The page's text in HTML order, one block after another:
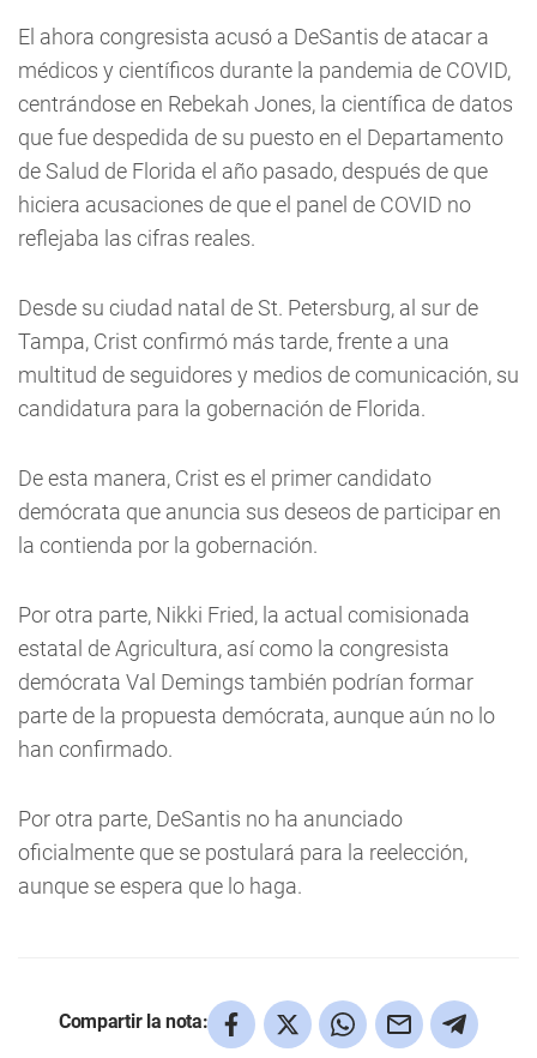
El ahora congresista acusó a DeSantis de atacar a
médicos y científicos durante la pandemia de COVID,
centrándose en Rebekah Jones, la científica de datos
que fue despedida de su puesto en el Departamento
de Salud de Florida el año pasado, después de que
hiciera acusaciones de que el panel de COVID no
reflejaba las cifras reales.
Desde su ciudad natal de St. Petersburg, al sur de
Tampa, Crist confirmó más tarde, frente a una
multitud de seguidores y medios de comunicación, su
candidatura para la gobernación de Florida.
De esta manera, Crist es el primer candidato
demócrata que anuncia sus deseos de participar en
la contienda por la gobernación.
Por otra parte, Nikki Fried, la actual comisionada
estatal de Agricultura, así como la congresista
demócrata Val Demings también podrían formar
parte de la propuesta demócrata, aunque aún no lo
han confirmado.
Por otra parte, DeSantis no ha anunciado
oficialmente que se postulará para la reelección,
aunque se espera que lo haga.
Compartir la nota: